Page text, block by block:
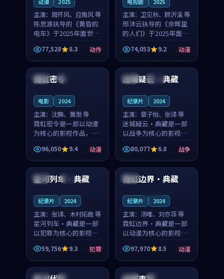
主演： 周怀风、应南风 等
陈思源执导的《黄昏的
电车》于2025年面世，
日本的城市气质与渔村
故事的人物心境共同构
筑了影片基调。周怀
风、应南风用细腻的表
演撑起整部动作电影，
77,528 8.3 动作
主演： 卫见秋、顾沂溪 等
邢沐云执导的《余晖里
的人们》于2025年面
世，泰国的城市气质与
小镇生活的人物心境共
同构筑了影片基调。卫
见秋、顾沂溪用细腻的
表演撑起整部动漫电
74,053 9.2 动漫
英国 独播
霓虹密令
电影 2024
主演： 沈腾、黄渤 等
霓虹密令是一部以动漫
为核心的影视作品，围
绕危机、反转与人物成
长展开，整体节奏紧
凑，值得推荐观看。
96,050 9.4 动漫
英国 完结
迷城疑云·典藏
纪录片 2024
主演： 章子怡、张译 等
迷城疑云·典藏是一部
以战争为核心的影视作
品，围绕危机、反转与
人物成长展开，整体节
奏紧凑，值得推荐观
看。
80,077 6.8 战争
中国 4K
星河列车·典藏
纪录片 2024
主演： 张译、木村拓哉 等
星河列车·典藏是一部
以犯罪为核心的影视作
品，围绕危机、反转与
人物成长展开，整体节
奏紧凑，值得推荐观
看。
59,756 9.3 犯罪
法国
霓虹边界·典藏
纪录片 2024
主演： 汤唯、刘亦菲 等
霓虹边界·典藏是一部
以动漫为核心的影视作
品，围绕危机、反转与
人物成长展开，整体节
奏紧凑，值得推荐观
看。
97,970 8.5 动漫